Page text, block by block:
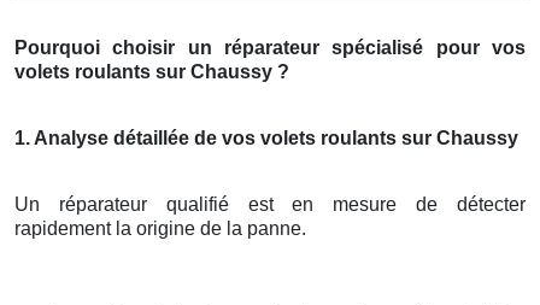
Pourquoi choisir un réparateur spécialisé pour vos
volets roulants sur Chaussy ?
1. Analyse détaillée de vos volets roulants sur Chaussy
Un réparateur qualifié est en mesure de détecter
rapidement la origine de la panne.